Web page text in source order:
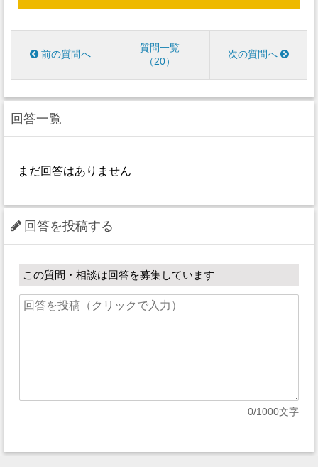
前の質問へ
質問一覧
20
次の質問へ
回答一覧
まだ回答はありません
回答を投稿する
この質問・相談は回答を募集しています
0/1000文字